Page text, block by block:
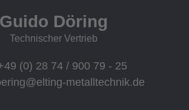
Guido Döring
Technischer Vertrieb
(0) 28 74 / 900 79 - 25
metalltechnik.de